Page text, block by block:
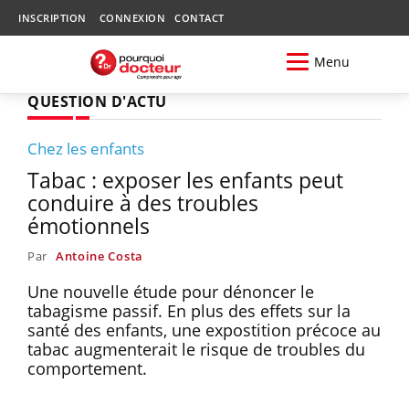
INSCRIPTION CONNEXION CONTACT
Menu
QUESTION D'ACTU
Chez les enfants
Tabac : exposer les enfants peut
conduire à des troubles
émotionnels
Par Antoine Costa
Une nouvelle étude pour dénoncer le
tabagisme passif. En plus des effets sur la
santé des enfants, une expostition précoce au
tabac augmenterait le risque de troubles du
comportement.